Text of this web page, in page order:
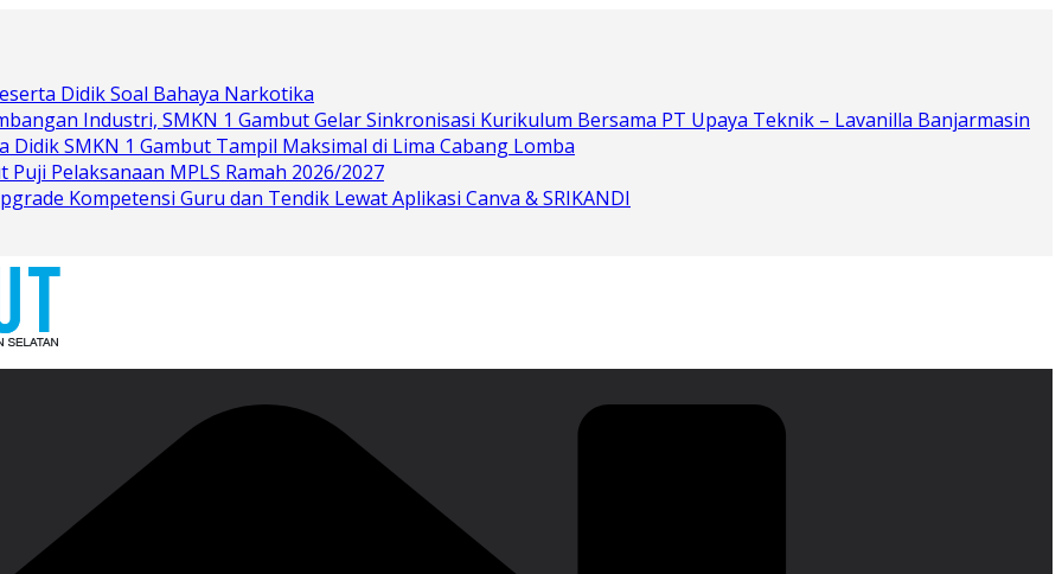
Didik Soal Bahaya Narkotika
Industri, SMKN 1 Gambut Gelar Sinkronisasi Kurikulum Bersama PT Upaya Teknik – Lavanilla Banjarmasin
SMKN 1 Gambut Tampil Maksimal di Lima Cabang Lomba
Pelaksanaan MPLS Ramah 2026/2027
Kompetensi Guru dan Tendik Lewat Aplikasi Canva & SRIKANDI